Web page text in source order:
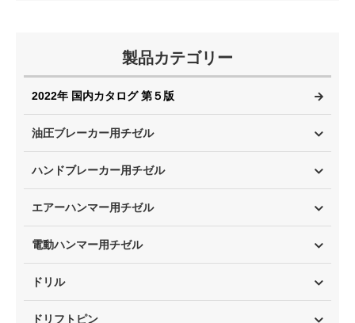
製品カテゴリー
2022年 国内カタログ 第５版
油圧ブレーカー用チゼル
ハンドブレーカー用チゼル
エアーハンマー用チゼル
電動ハンマー用チゼル
ドリル
ドリフトピン